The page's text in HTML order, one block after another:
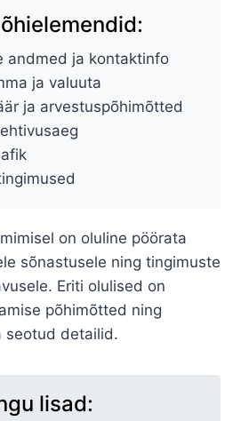
andmed ja kontaktinfo
ja valuuta
ja arvestuspõhimõtted
on oluline pöörata
sõnastusele ning tingimuste
Eriti olulised on
põhimõtted ning
seotud detailid.
lisad: